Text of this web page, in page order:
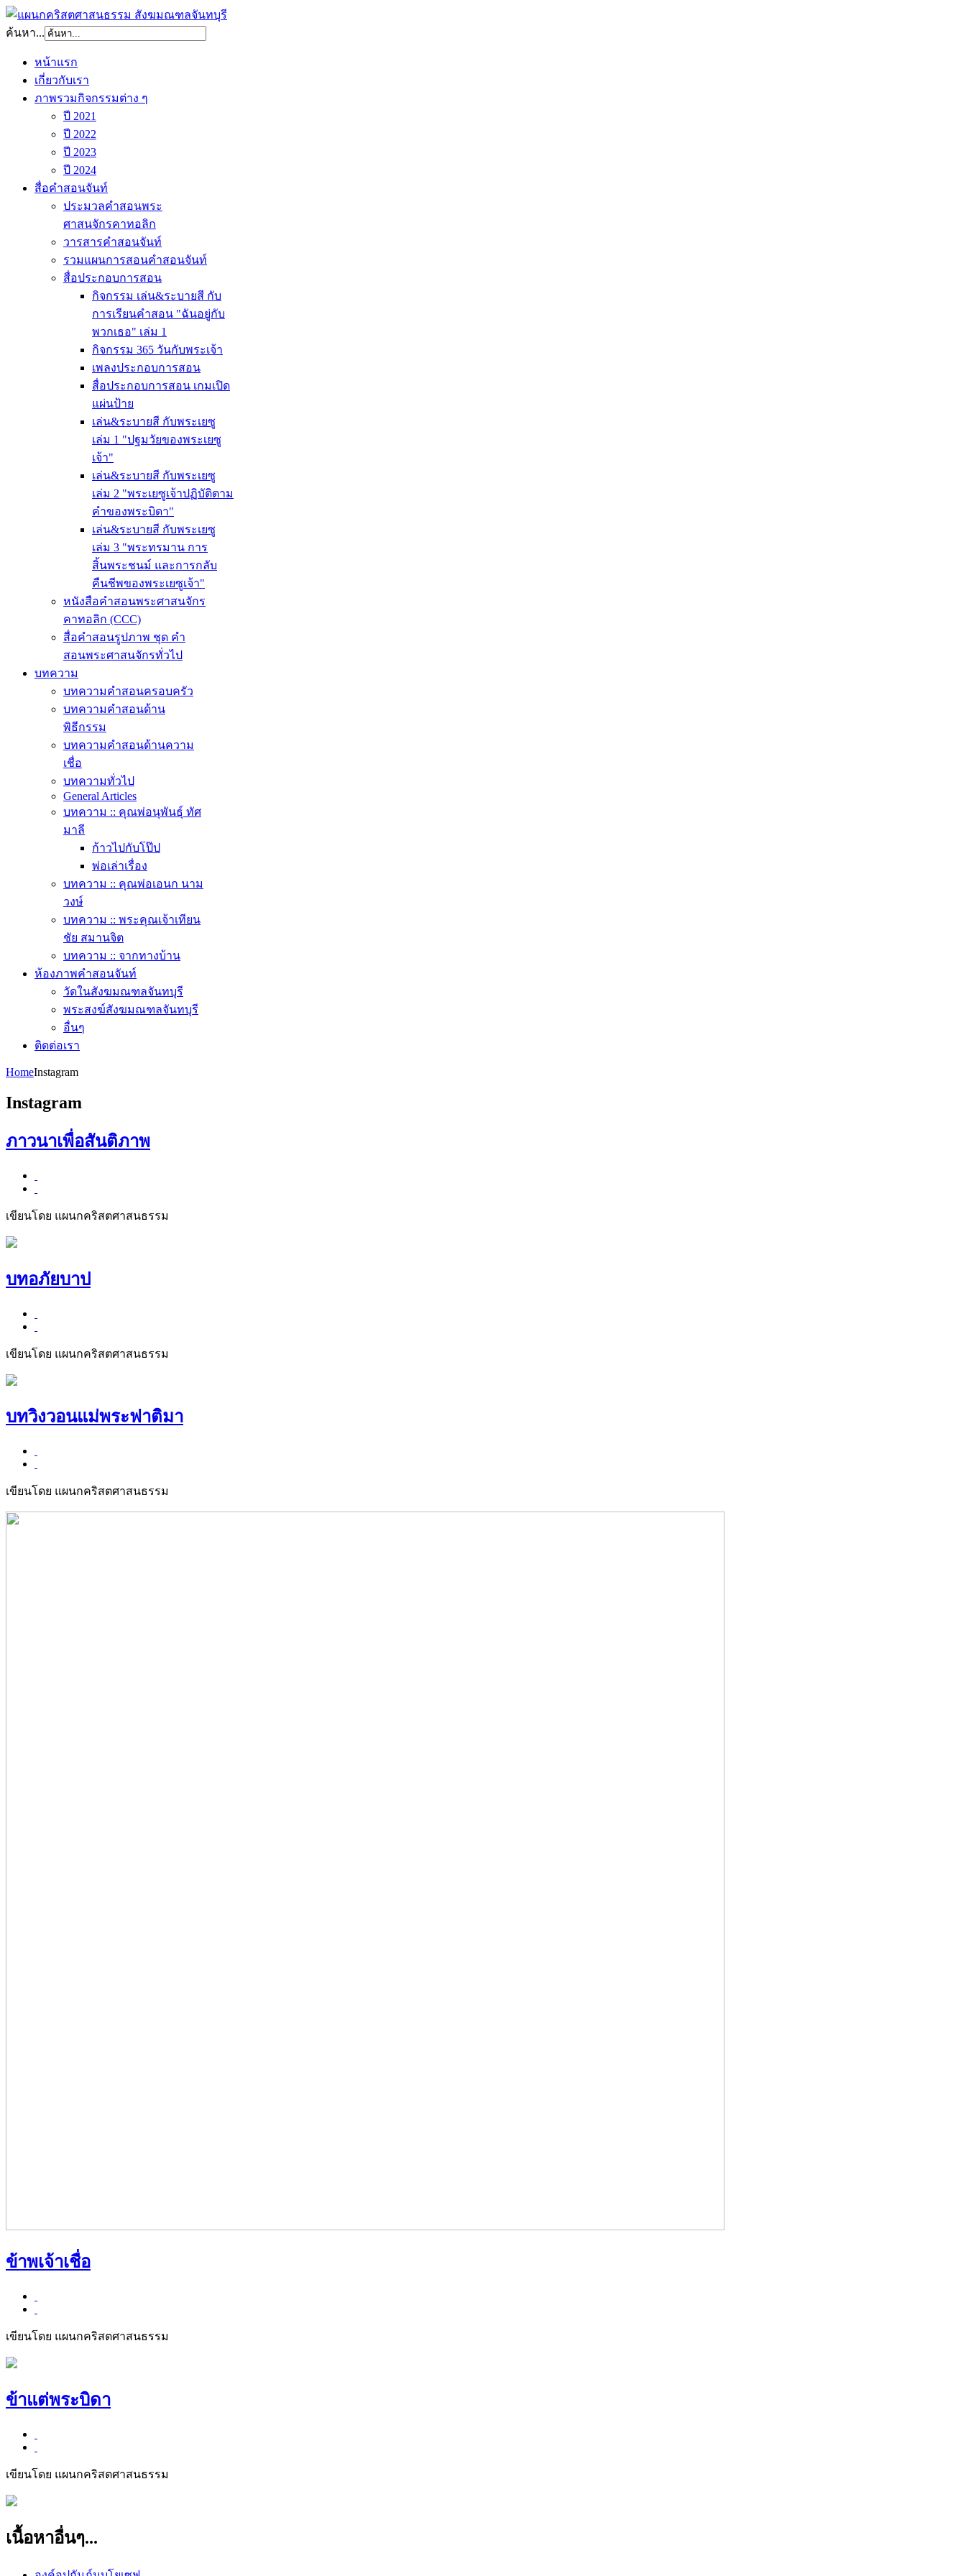
ค้นหา...
หน้าแรก
เกี่ยวกับเรา
ภาพรวมกิจกรรมต่าง ๆ
ปี 2021
ปี 2022
ปี 2023
ปี 2024
สื่อคำสอนจันท์
ประมวลคำสอนพระ
ศาสนจักรคาทอลิก
วารสารคำสอนจันท์
รวมแผนการสอนคำสอนจันท์
สื่อประกอบการสอน
กิจกรรม เล่น&ระบายสี กับ
การเรียนคำสอน "ฉันอยู่กับ
พวกเธอ" เล่ม 1
กิจกรรม 365 วันกับพระเจ้า
เพลงประกอบการสอน
สื่อประกอบการสอน เกมเปิด
แผ่นป้าย
เล่น&ระบายสี กับพระเยซู
เล่ม 1 "ปฐมวัยของพระเยซู
เจ้า"
เล่น&ระบายสี กับพระเยซู
เล่ม 2 "พระเยซูเจ้าปฏิบัติตาม
คำของพระบิดา"
เล่น&ระบายสี กับพระเยซู
เล่ม 3 "พระทรมาน การ
สิ้นพระชนม์ และการกลับ
คืนชีพของพระเยซูเจ้า"
หนังสือคำสอนพระศาสนจักร
คาทอลิก (CCC)
สื่อคำสอนรูปภาพ ชุด คำ
สอนพระศาสนจักรทั่วไป
บทความ
บทความคำสอนครอบครัว
บทความคำสอนด้าน
พิธีกรรม
บทความคำสอนด้านความ
เชื่อ
บทความทั่วไป
General Articles
บทความ :: คุณพ่อนุพันธุ์ ทัศ
มาลี
ก้าวไปกับโป๊ป
พ่อเล่าเรื่อง
บทความ :: คุณพ่อเอนก นาม
วงษ์
บทความ :: พระคุณเจ้าเทียน
ชัย สมานจิต
บทความ :: จากทางบ้าน
ห้องภาพคำสอนจันท์
วัดในสังฆมณฑลจันทบุรี
พระสงฆ์สังฆมณฑลจันทบุรี
อื่นๆ
ติดต่อเรา
HomeInstagram
Instagram
ภาวนาเพื่อสันติภาพ
เขียนโดย แผนกคริสตศาสนธรรม
บทอภัยบาป
เขียนโดย แผนกคริสตศาสนธรรม
บทวิงวอนแม่พระฟาติมา
เขียนโดย แผนกคริสตศาสนธรรม
ข้าพเจ้าเชื่อ
เขียนโดย แผนกคริสตศาสนธรรม
ข้าแต่พระบิดา
เขียนโดย แผนกคริสตศาสนธรรม
เนื้อหาอื่นๆ...